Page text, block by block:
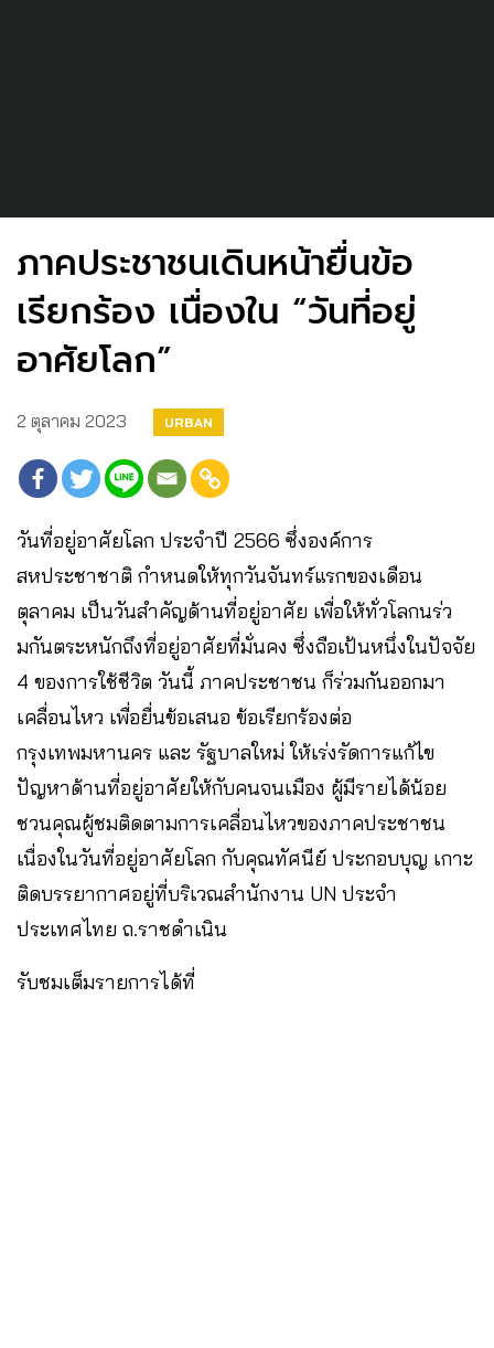
ภาคประชาชนเดินหน้ายื่นข้อ
เรียกร้อง เนื่องใน “วันที่อยู่
อาศัยโลก”
2 ตุลาคม 2023 URBAN
วันที่อยู่อาศัยโลก ประจำปี 2566 ซึ่งองค์การ
สหประชาชาติ กำหนดให้ทุกวันจันทร์แรกของเดือน
ตุลาคม เป็นวันสำคัญด้านที่อยู่อาศัย เพื่อให้ทั่วโลกนร่ว
มกันตระหนักถึงที่อยู่อาศัยที่มั่นคง ซึ่งถือเป้นหนึ่งในปัจจัย
4 ของการใช้ชีวิต วันนี้ ภาคประชาชน ก็ร่วมกันออกมา
เคลื่อนไหว เพื่อยื่นข้อเสนอ ข้อเรียกร้องต่อ
กรุงเทพมหานคร และ รัฐบาลใหม่ ให้เร่งรัดการแก้ไข
ปัญหาด้านที่อยู่อาศัยให้กับคนจนเมือง ผู้มีรายได้น้อย
ชวนคุณผู้ชมติดตามการเคลื่อนไหวของภาคประชาชน
เนื่องในวันที่อยู่อาศัยโลก กับคุณทัศนีย์ ประกอบบุญ เกาะ
ติดบรรยากาศอยู่ที่บริเวณสำนักงาน UN ประจำ
ประเทศไทย ถ.ราชดำเนิน
รับชมเต็มรายการได้ที่